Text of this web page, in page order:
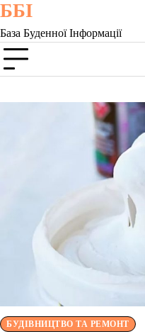
Skip
content
ББІ
База Буденної Інформації
БУДІВНИЦТВО ТА РЕМОНТ